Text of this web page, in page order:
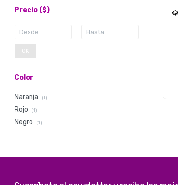
Precio ($)
OK
Color
Naranja (1)
Rojo (1)
Negro (1)